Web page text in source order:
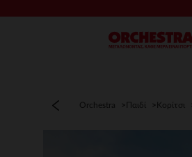
Μενού
Orchestra Παιδί Κορίτσι